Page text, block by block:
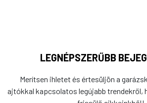
LEGNÉPSZERŰBB
Merítsen ihletet és értesüljön a
ajtókkal kapcsolatos legújabb trendekről,